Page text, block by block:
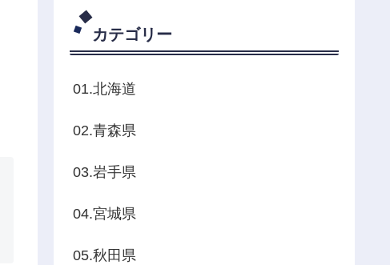
カテゴリー
01.北海道
02.青森県
03.岩手県
04.宮城県
05.秋田県